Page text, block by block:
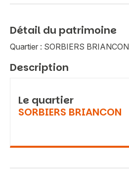
Détail du patrimoine
Quartier : SORBIERS BRIANCON
Description
Le quartier
SORBIERS BRIANCON